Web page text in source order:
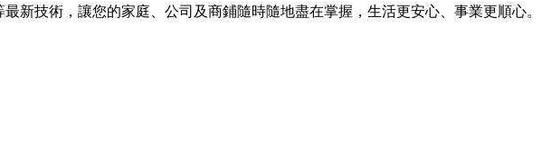
新技術，讓您的家庭、公司及商鋪隨時隨地盡在掌握，生活更安心、事業更順心。